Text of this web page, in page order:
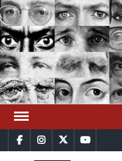
Saltar
al
contenido
facebookinstagram
x youtube